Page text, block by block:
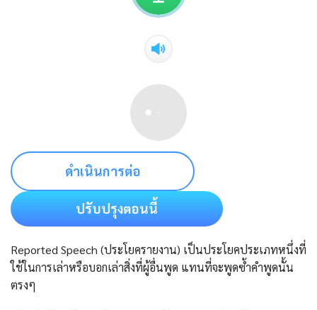
ดำเนินการต่อ
ปรับปรุงตอนนี้
Reported Speech (ประโยครายงาน) เป็นประโยคประเภทหนึ่งที่
ใช้ในการเล่าหรือบอกเล่าสิ่งที่ผู้อื่นพูด แทนที่จะพูดซ้ำคำพูดนั้น
ตรงๆ